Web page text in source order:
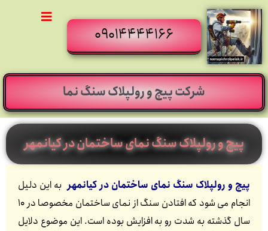
09014444166
شرکت پیچ و رولپلاک سنگ نما
پیچ و رولپلاک سنگ نمای ساختمان در کیانمهر
پیچ و رولپلاک سنگ نمای ساختمان در کیانمهربه این دلیل
انجام می شود که افتادن سنگ از نمای ساختمان مخصوصا در 10
سال گذشته به شدت رو به افزایش بوده است. این موضوع دلایل